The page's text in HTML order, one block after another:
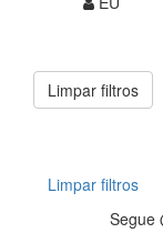
Limpar filtros
Limpar filtros
Segue